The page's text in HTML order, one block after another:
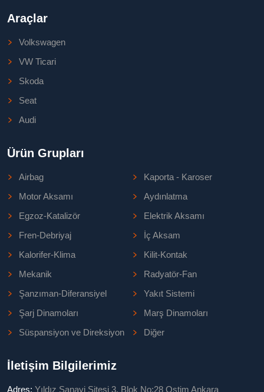
Araçlar
Volkswagen
VW Ticari
Skoda
Seat
Audi
Ürün Grupları
Airbag
Kaporta - Karoser
Motor Aksamı
Aydınlatma
Egzoz-Katalizör
Elektrik Aksamı
Fren-Debriyaj
İç Aksam
Kalorifer-Klima
Kilit-Kontak
Mekanik
Radyatör-Fan
Şanzıman-Diferansiyel
Yakıt Sistemi
Şarj Dinamoları
Marş Dinamoları
Süspansiyon ve Direksiyon
Diğer
İletişim Bilgilerimiz
Adres: Yıldız Sanayi Sitesi 3. Blok No:28 Ostim Ankara